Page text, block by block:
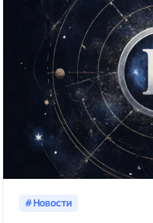
Новости